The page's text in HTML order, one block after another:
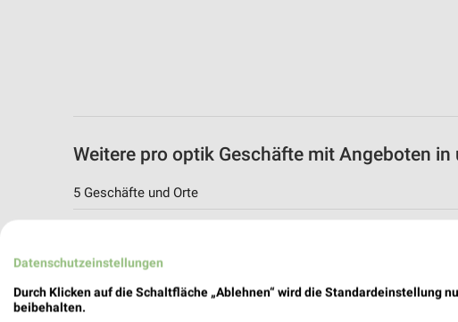
Weitere pro optik Geschäfte mit Angeboten
5 Geschäfte und Orte
Marktstrasse 46
507,68 km
Datenschutzeinstellungen
Durch Klicken auf die Schaltfläche „Ablehnen“ wird die Standardeinstellung
beibehalten.